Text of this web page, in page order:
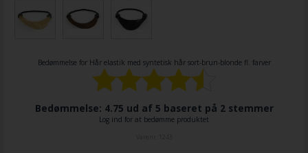
Bedømmelse for Hår elastik med syntetisk hår sort-brun-blonde fl. farver
Bedømmelse: 4.75 ud af 5 baseret på 2stemmer
Log ind for at bedømme produktet